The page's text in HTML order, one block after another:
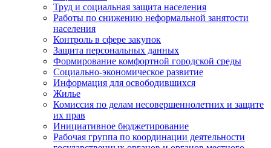
Труд и социальная защита населения
Работы по снижению неформальной занятости
населения
Контроль в сфере закупок
Защита персональных данных
Формирование комфортной городской среды
Социально-экономическое развитие
Информация для освободившихся
Жилье
Комиссия по делам несовершеннолетних и защите
их прав
Инициативное бюджетирование
Рабочая группа по координации деятельности